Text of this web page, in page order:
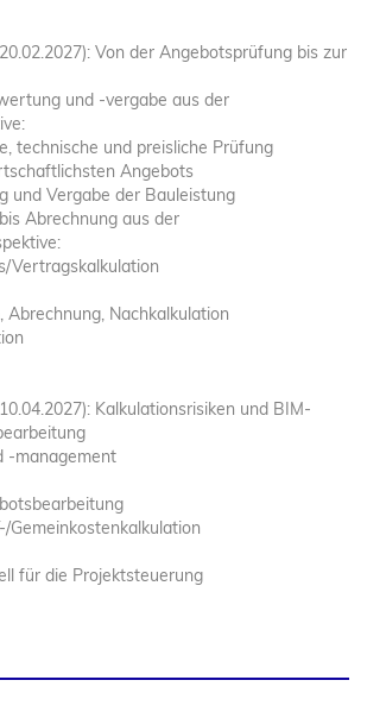
Von der Angebotsprüfung bis zur
und -vergabe aus der
technische und preisliche Prüfung
Angebots
und Vergabe der Bauleistung
Abrechnung aus der
Vertragskalkulation
Abrechnung, Nachkalkulation
Kalkulationsrisiken und BIM-
-management
Gemeinkostenkalkulation
für die Projektsteuerung